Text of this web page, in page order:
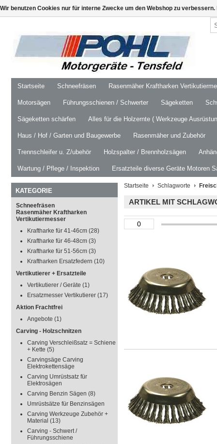
Startseite Schneefräsen Rasenmäher Kraftharken
Motorsägen Führungsschienen / Schwerter Sägeketten
Sägeketten schärfen Alles für die Holzernte ( Werkzeuge
Haus / Hof / Garten und Baugewerbe Rasenmäher und Zubehör
Trennschleifer u. Z/ubehör Holzspalter / Brennholzsägen
Wartung / Pflege / Inspektion Ersatzteile diverse Geräte Motoren
KATEGORIE
Schneefräsen
Rasenmäher Kraftharken
Vertikutiermesser
Kraftharke für 41-46cm (28)
Kraftharke für 46-48cm (3)
Kraftharke für 51-56cm (3)
Kraftharken Ersatzfedern (10)
Vertikutierer + Ersatzteile
Vertikutierer / Geräte (1)
Ersatzmesser Vertikutierer (17)
Aktion Frachtfrei
Angebote (1)
Carving - Holzschnitzen
Carving Verschleißsatz = Schiene
+ Kette (5)
Carvingsäge Carving
Elektrokettensäge
Carving Umrüstsatz für
Elektrosägen
Carving Benzin Sägen (8)
Umrüstsätze für Benzinsägen
Carving Werkzeuge Zubehör +
Material (13)
Carving - Schwert /
Führungsschiene
Startseite Schlagworte
ARTIKEL MIT
Wir benutzen Cookies nur für interne Zwecke um den Webshop zu